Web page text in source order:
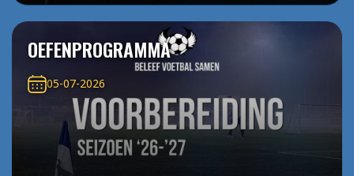
OEFENPROGRAMMA
05-07-2026